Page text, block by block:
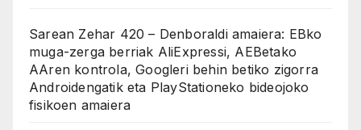
Sarean Zehar 420 – Denboraldi amaiera: EBko
muga-zerga berriak AliExpressi, AEBetako
AAren kontrola, Googleri behin betiko zigorra
Androidengatik eta PlayStationeko bideojoko
fisikoen amaiera